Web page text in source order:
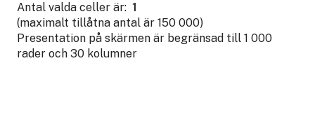
Antal valda celler är: 1
(maximalt tillåtna antal är 150 000)
Presentation på skärmen är begränsad till 1 000
rader och 30 kolumner